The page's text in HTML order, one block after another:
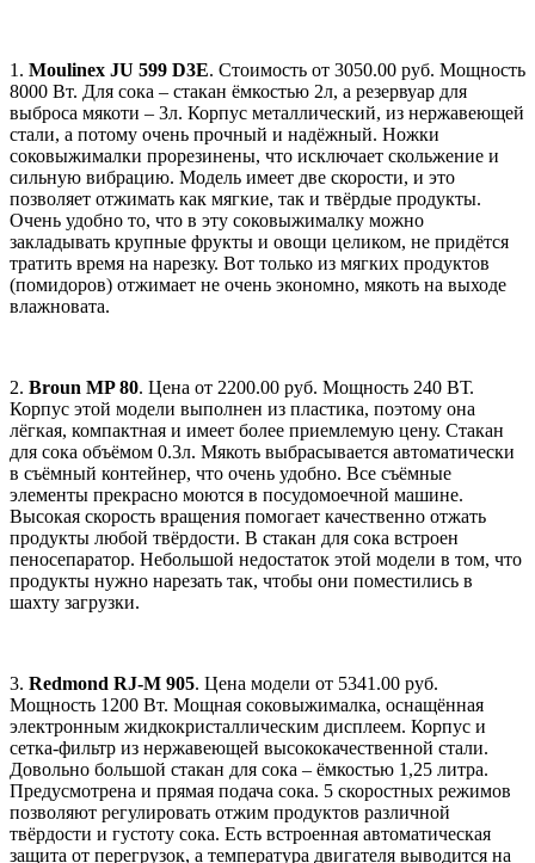
1. Moulinex JU 599 D3E. Стоимость от 3050.00 руб. Мощность
8000 Вт. Для сока – стакан ёмкостью 2л, а резервуар для
выброса мякоти – 3л. Корпус металлический, из нержавеющей
стали, а потому очень прочный и надёжный. Ножки
соковыжималки прорезинены, что исключает скольжение и
сильную вибрацию. Модель имеет две скорости, и это
позволяет отжимать как мягкие, так и твёрдые продукты.
Очень удобно то, что в эту соковыжималку можно
закладывать крупные фрукты и овощи целиком, не придётся
тратить время на нарезку. Вот только из мягких продуктов
(помидоров) отжимает не очень экономно, мякоть на выходе
влажновата.
2. Broun MP 80. Цена от 2200.00 руб. Мощность 240 ВТ.
Корпус этой модели выполнен из пластика, поэтому она
лёгкая, компактная и имеет более приемлемую цену. Стакан
для сока объёмом 0.3л. Мякоть выбрасывается автоматически
в съёмный контейнер, что очень удобно. Все съёмные
элементы прекрасно моются в посудомоечной машине.
Высокая скорость вращения помогает качественно отжать
продукты любой твёрдости. В стакан для сока встроен
пеносепаратор. Небольшой недостаток этой модели в том, что
продукты нужно нарезать так, чтобы они поместились в
шахту загрузки.
3. Redmond RJ-M 905. Цена модели от 5341.00 руб.
Мощность 1200 Вт. Мощная соковыжималка, оснащённая
электронным жидкокристаллическим дисплеем. Корпус и
сетка-фильтр из нержавеющей высококачественной стали.
Довольно большой стакан для сока – ёмкостью 1,25 литра.
Предусмотрена и прямая подача сока. 5 скоростных режимов
позволяют регулировать отжим продуктов различной
твёрдости и густоту сока. Есть встроенная автоматическая
защита от перегрузок, а температура двигателя выводится на